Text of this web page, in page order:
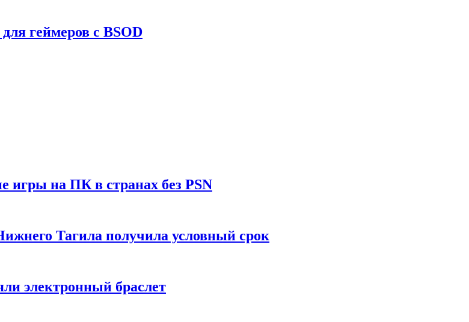
геймеров с BSOD
игры на ПК в странах без PSN
Тагила получила условный срок
электронный браслет